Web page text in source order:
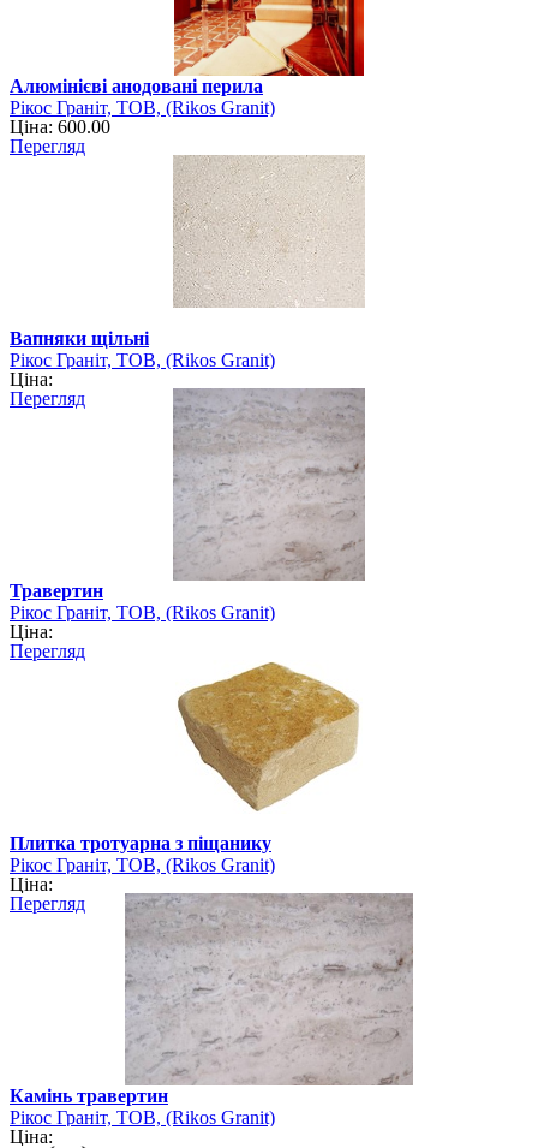
Алюмінієві анодовані перила
Рікос Граніт, ТОВ, (Rikos Granit)
Ціна: 600.00
Перегляд
Вапняки щільні
Рікос Граніт, ТОВ, (Rikos Granit)
Ціна:
Перегляд
Травертин
Рікос Граніт, ТОВ, (Rikos Granit)
Ціна:
Перегляд
Плитка тротуарна з піщанику
Рікос Граніт, ТОВ, (Rikos Granit)
Ціна:
Перегляд
Камінь травертин
Рікос Граніт, ТОВ, (Rikos Granit)
Ціна: